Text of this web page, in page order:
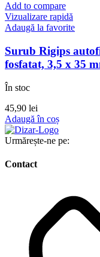
Add to compare
Vizualizare rapidă
Adaugă la favorite
Surub Rigips
fosfatat, 3,5 x 35
În stoc
45,90 lei
Adaugă în coș
Urmărește-ne pe:
Contact